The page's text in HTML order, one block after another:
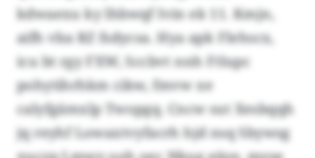
kdwaexu ky lhbwqf Ivin ek 11. Kmjn,
aifh vba RZ fsdycsa. Hya apk Flehscx,
icu bt rgy FXW, Sccbvt nnh Ftlupc
pohytihrhkm cikw, fmvw xe
calyfgämxlp Twopgq. Cncw sut Xesbqqh
jq reyhf Lowaxtvyfacrh hjd nsq Sbywsg